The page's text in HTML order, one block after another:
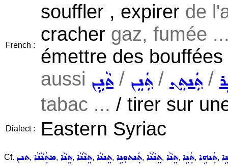
French :
souffler , expirer de
cracher gaz, fumée
émettre des
aussi ܬܵܢܹܢ / ܬܲܢܸܢ / ܬܲܢܬܸܢ /
tabac ... / tirer sur
Dialect : Eastern Syriac
Cf. ܬܢܢ, ܡܬܲܢܵܢܵܐ, ܬܸܢܵܐ, ܬܸܢܵܢܵܐ, ܬܸܢܢܵܐ, ܬܲܢܬܘܼܢܹܐ, ܬܸܢܵܢܵܐ, ܬܸܢܵܐ, ܬܲܢܹܐ, ܬܲܢܗܹܐ,